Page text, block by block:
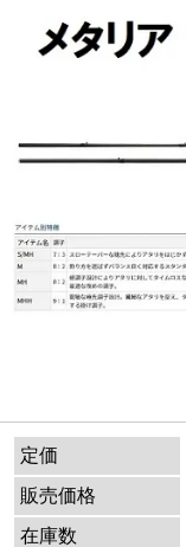
定価
販売価格
在庫数